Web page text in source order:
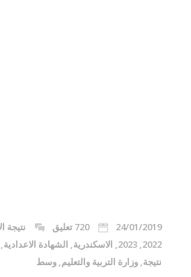
24/01/2019 720 تعليق
نتيجة
2022
,
2023
, الاسكندرية, الشهادة الاعدادية
نتيجة,وزارة التربية والتعليم,وسط